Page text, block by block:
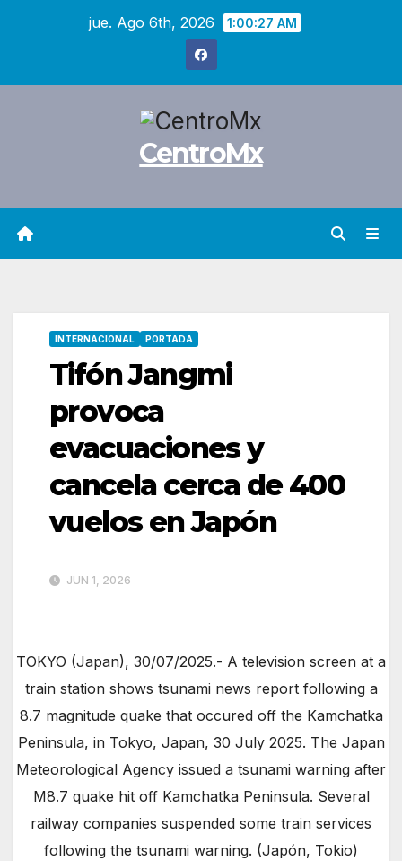
jue. Ago 6th, 2026 1:00:28 AM
CentroMx
INTERNACIONAL PORTADA
Tifón Jangmi
provoca
evacuaciones y
cancela cerca de 400
vuelos en Japón
JUN 1, 2026
TOKYO (Japan), 30/07/2025.- A television screen at a
train station shows tsunami news report following a
8.7 magnitude quake that occured off the Kamchatka
Peninsula, in Tokyo, Japan, 30 July 2025. The Japan
Meteorological Agency issued a tsunami warning after
M8.7 quake hit off Kamchatka Peninsula. Several
railway companies suspended some train services
following the tsunami warning. (Japón, Tokio)